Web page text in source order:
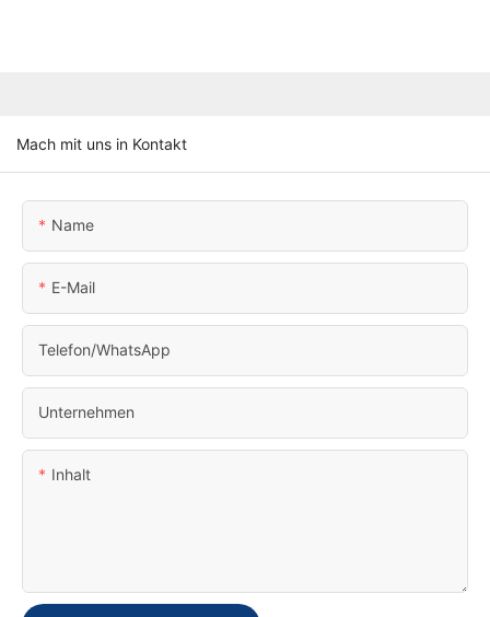
Mach mit uns in Kontakt
Name
E-Mail
Telefon/WhatsApp
Unternehmen
Inhalt